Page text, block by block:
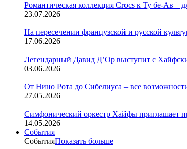
Романтическая коллекция Crocs к Ту бе-Ав –
23.07.2026
На пересечении французской и русской
17.06.2026
Легендарный Давид Д’Ор выступит с
03.06.2026
От Нино Рота до Сибелиуса – все
27.05.2026
Симфонический оркестр Хайфы приглашает
14.05.2026
События
СобытияПоказать больше